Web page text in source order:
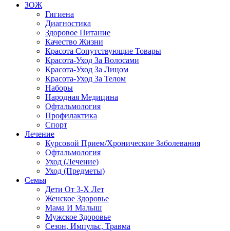
ЗОЖ
Гигиена
Диагностика
Здоровое Питание
Качество Жизни
Красота Сопутствующие Товары
Красота-Уход За Волосами
Красота-Уход За Лицом
Красота-Уход За Телом
Наборы
Народная Медицина
Офтальмология
Профилактика
Спорт
Лечение
Курсовой Прием/Хронические Заболевания
Офтальмология
Уход (Лечение)
Уход (Предметы)
Семья
Дети От 3-Х Лет
Женское Здоровье
Мама И Малыш
Мужское Здоровье
Сезон, Импульс, Травма